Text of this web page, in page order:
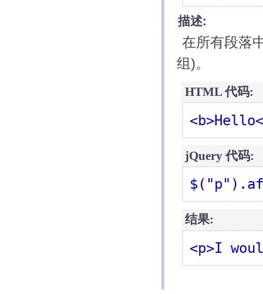
描述:
在所有段落
组)。
HTML 代码:
jQuery 代码:
结果:
<p>I